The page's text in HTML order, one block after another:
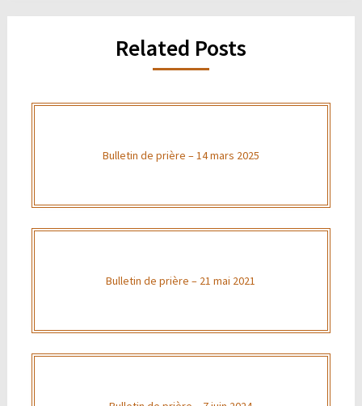
Related Posts
Bulletin de prière – 14 mars 2025
Bulletin de prière – 21 mai 2021